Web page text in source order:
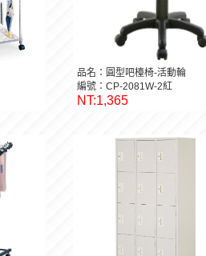
品名：圓型吧檯椅-活動輪
編號：CP-2081W-2紅
NT:1,365